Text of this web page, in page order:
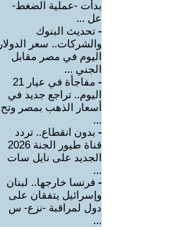
بدأت -عملية الضغط-
عل ...
- تحديث البنوك
والشركات.. سعر الدولار
اليوم في مصر مقابل
الجني ...
-
مفاجأة في عيار 21
اليوم.. تراجع جديد في
أسعار الذهب بمصر وتح
...
- بدون انقطاع.. تردد
قناة طيور الجنة 2026
الجديد على نايل سات
...
- فرنسا خارجها.. لبنان
وإسرائيل يتفقان على
دول لمراقبة -نزع- س
...